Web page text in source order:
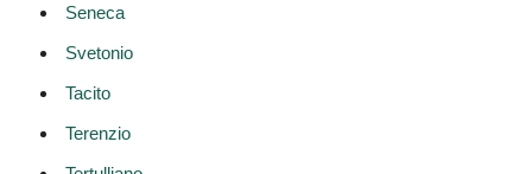
Seneca
Svetonio
Tacito
Terenzio